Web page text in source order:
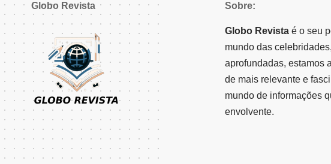
Globo Revista Sobre:
Globo Revistaé o seu
mundo das
aprofundadas, estamos
de mais relevante e
mundo de informações
envolvente.